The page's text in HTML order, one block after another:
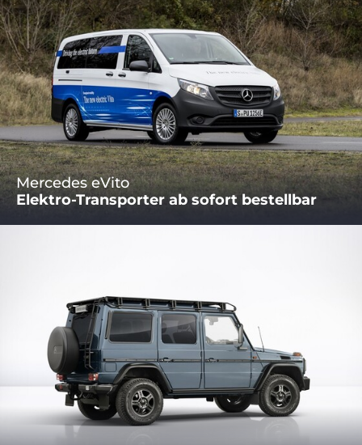
Mercedes eVito
Elektro-Transporter ab sofort bestellbar